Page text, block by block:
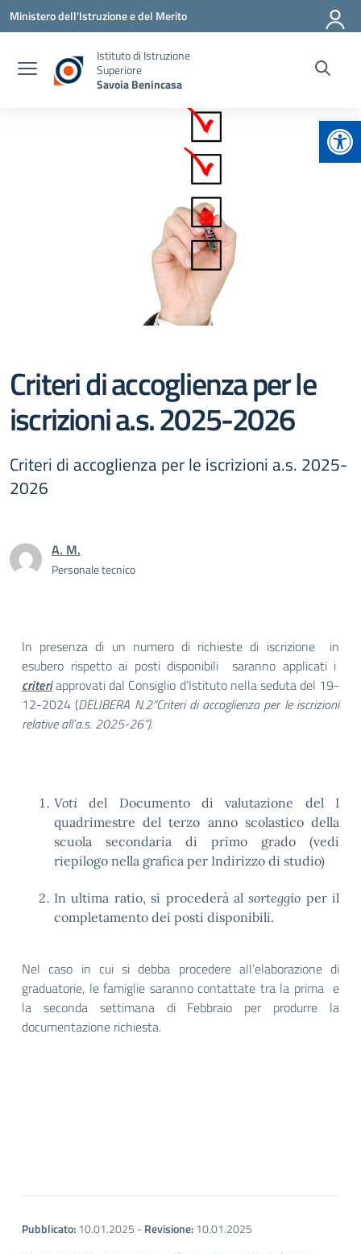
Vai ai contenuti
Vai al menu di navigazione
Vai al footer
Ministero dell'Istruzione e del Merito
Istituto di Istruzione
Superiore
Savoia Benincasa
Criteri di accoglienza per le
iscrizioni a.s. 2025-2026
Criteri di accoglienza per le iscrizioni a.s. 2025-
2026
A. M.
Personale tecnico
In presenza di un numero di richieste di iscrizione in
esubero rispetto ai posti disponibili saranno applicati i
criteriapprovati dal Consiglio d’Istituto nella seduta del 19-
12-2024 (DELIBERA N.2“Criteri di accoglienza per le iscrizioni
relative all’a.s. 2025-26”).
Votidel Documento di valutazione del I
quadrimestre del terzo anno scolastico della
scuola secondaria di primo grado (vedi
riepilogo nella grafica per Indirizzo di studio)
In ultima ratio, si procederà alsorteggio per il
completamento dei posti disponibili.
Nel caso in cui si debba procedere all’elaborazione di
graduatorie, le famiglie saranno contattate tra la prima e
la seconda settimana di Febbraio per produrre la
documentazione richiesta.
Pubblicato:10.01.2025 -Revisione:10.01.2025